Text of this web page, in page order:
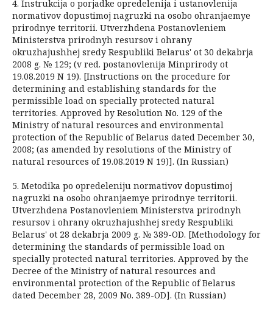
4. Instrukcija o porjadke opredelenija i ustanovlenija
normativov dopustimoj nagruzki na osobo ohranjaemye
prirodnye territorii. Utverzhdena Postanovleniem
Ministerstva prirodnyh resursov i ohrany
okruzhajushhej sredy Respubliki Belarus' ot 30 dekabrja
2008 g. № 129; (v red. postanovlenija Minprirody ot
19.08.2019 N 19). [Instructions on the procedure for
determining and establishing standards for the
permissible load on specially protected natural
territories. Approved by Resolution No. 129 of the
Ministry of natural resources and environmental
protection of the Republic of Belarus dated December 30,
2008; (as amended by resolutions of the Ministry of
natural resources of 19.08.2019 N 19)]. (In Russian)
5. Metodika po opredeleniju normativov dopustimoj
nagruzki na osobo ohranjaemye prirodnye territorii.
Utverzhdena Postanovleniem Ministerstva prirodnyh
resursov i ohrany okruzhajushhej sredy Respubliki
Belarus' ot 28 dekabrja 2009 g. № 389-OD. [Methodology for
determining the standards of permissible load on
specially protected natural territories. Approved by the
Decree of the Ministry of natural resources and
environmental protection of the Republic of Belarus
dated December 28, 2009 No. 389-OD]. (In Russian)